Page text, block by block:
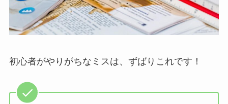
初心者がやりがちなミスは、ずばりこれです！